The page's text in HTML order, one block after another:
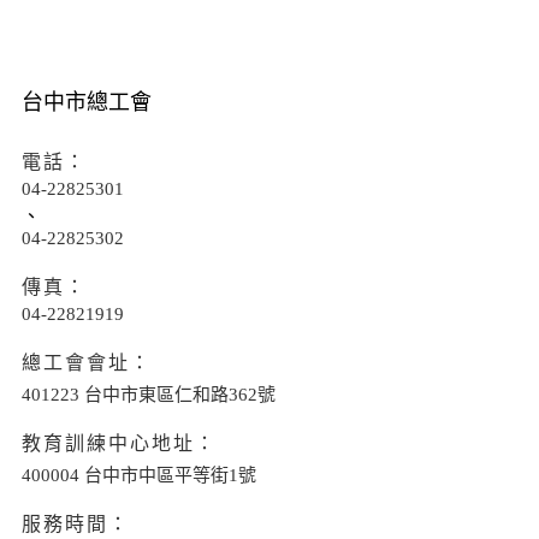
台中市總工會
電話：
04-22825301
、
04-22825302
傳真：
04-22821919
總工會會址：
401223 台中市東區仁和路362號
教育訓練中心地址：
400004 台中市中區平等街1號
服務時間：